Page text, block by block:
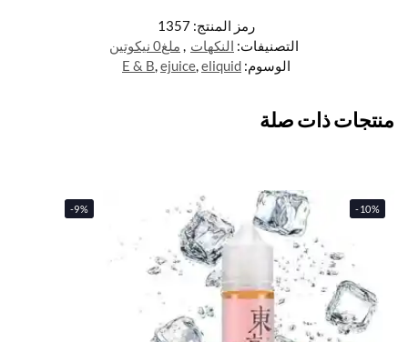
رمز المنتج: 1357
التصنيفات: النكهات , ملغ0 نيكوتين
الوسوم:
E & B,ejuice,eliquid
منتجات ذات صلة
-10%
-9%